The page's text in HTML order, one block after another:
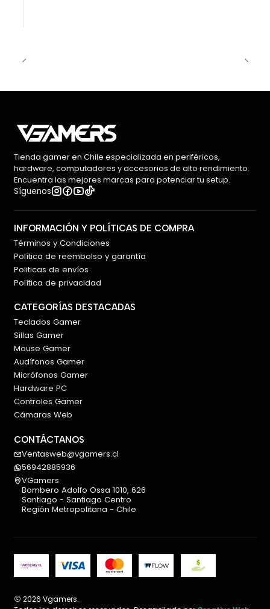
Tienda gamer en Chile especializada en periféricos,
hardware, computadores y accesorios de alto rendimiento.
Encuentra las mejores marcas para potenciar tu setup.
Síguenos
INFORMACIÓN Y POLÍTICAS DE COMPRA
Términos y Condiciones
Política de reembolso y garantía
Politicas de envíos
Política de privacidad
CATEGORÍAS DESTACADAS
Teclados Gamer
Sillas Gamer
Mouse Gamer
Audífonos Gamer
Micrófonos Gamer
Hardware PC
Controles Gamer
Cámaras Web
CONTÁCTANOS
Ventasweb@vgamers.cl
56942885936
VGamers
Bombero Adolfo Ossa 1010, 626
Santiago - Santiago Centro
Región Metropolitana - Chile
2026 Vgamers.